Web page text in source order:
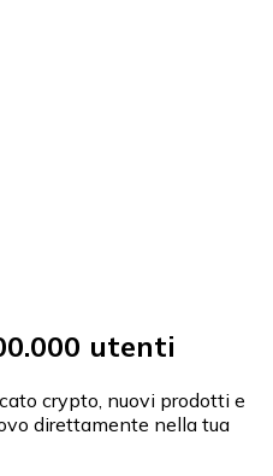
utenti
crypto, nuovi prodotti e
direttamente nella tua